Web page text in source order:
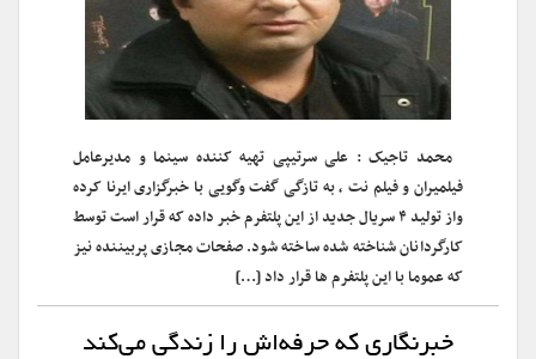
محمد تاجیک : علی سرتیپی تهیه کننده سینما و مدیرعامل
فیلمیران و فیلم نت ، به تازگی گفت وگویی با خبرگزاری ایرنا کرده
واز تولید ۴ سریال جدید از این پلتفرم خبر داده که قرار است توسط
کارگردانان شناخته شده ساخته شود. صفحات مجازی پربیننده نیز
که عموما با این پلتفرم ها قرار داد […]
خبرنگاری که حرفه‌اش را زندگی می‌کند